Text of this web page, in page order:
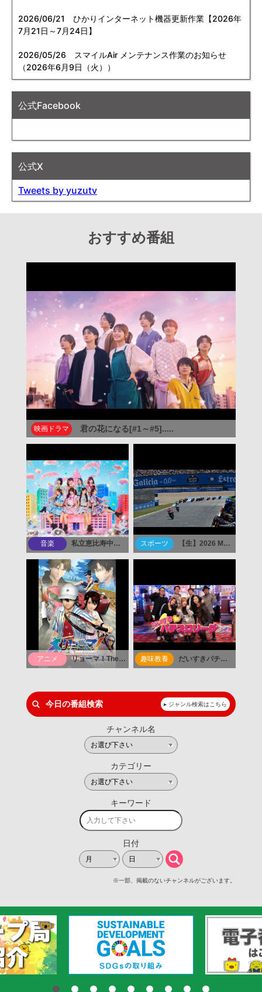
2026/06/21
ひかりインターネット機器更新作業【2026年
7月21日～7月24日】
2026/05/26 スマイルAir メンテナンス作業のお知らせ
（2026年6月9日（火））
公式Facebook
公式X
Tweets by yuzutv
おすすめ番組